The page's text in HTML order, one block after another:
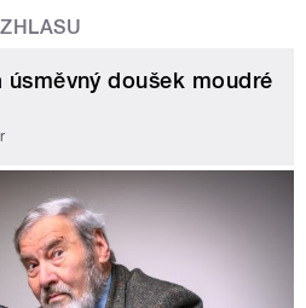
úsměvný doušek moudré